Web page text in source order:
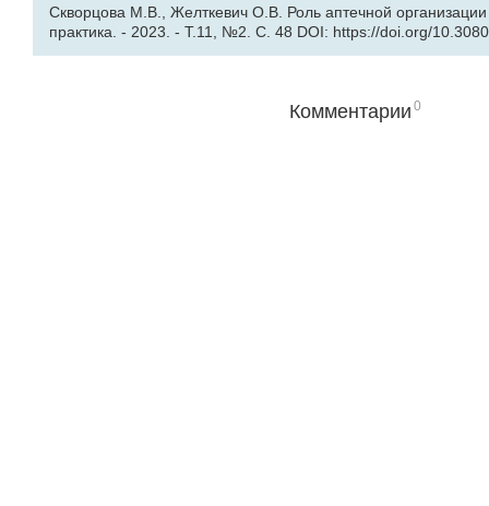
Скворцова М.В., Желткевич О.В. Роль аптечной
практика. - 2023. - Т.11, №2. С. 48 DOI: https://doi.org/
Комментарии 0